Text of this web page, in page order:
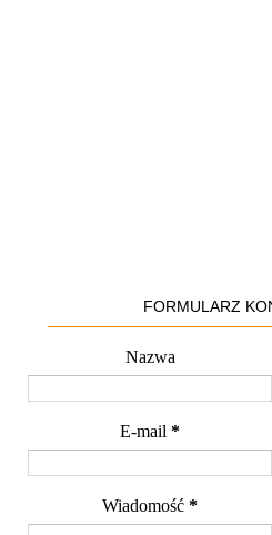
FORMULARZ
Nazwa
E-mail *
Wiadomość *